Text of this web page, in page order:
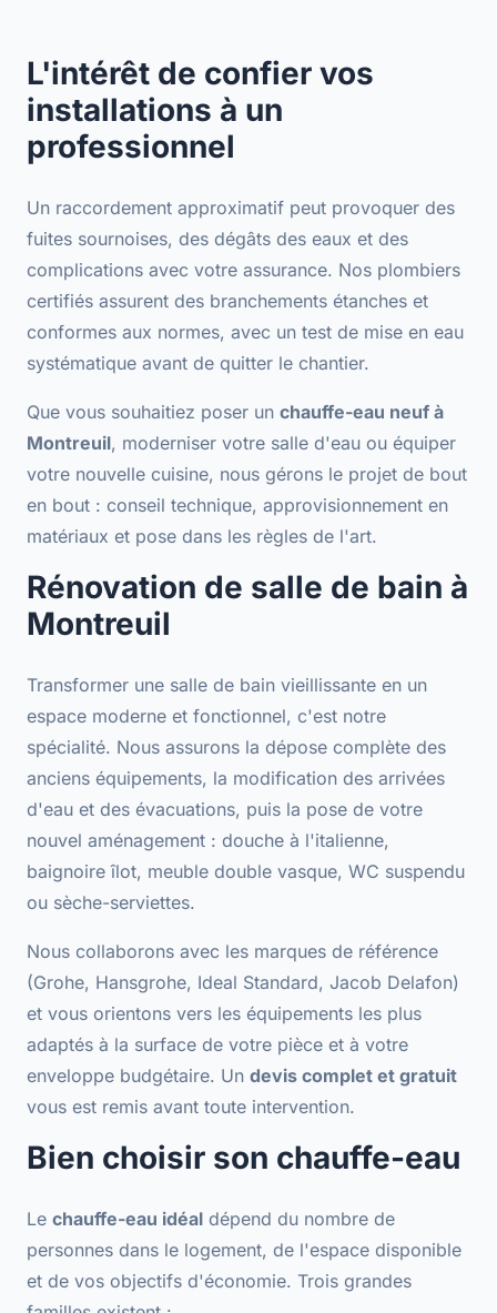
L'intérêt de confier vos
installations à un
professionnel
Un raccordement approximatif peut provoquer des
fuites sournoises, des dégâts des eaux et des
complications avec votre assurance. Nos plombiers
certifiés assurent des branchements étanches et
conformes aux normes, avec un test de mise en eau
systématique avant de quitter le chantier.
Que vous souhaitiez poser un chauffe-eau neuf à
Montreuil, moderniser votre salle d'eau ou équiper
votre nouvelle cuisine, nous gérons le projet de bout
en bout : conseil technique, approvisionnement en
matériaux et pose dans les règles de l'art.
Rénovation de salle de bain à
Montreuil
Transformer une salle de bain vieillissante en un
espace moderne et fonctionnel, c'est notre
spécialité. Nous assurons la dépose complète des
anciens équipements, la modification des arrivées
d'eau et des évacuations, puis la pose de votre
nouvel aménagement : douche à l'italienne,
baignoire îlot, meuble double vasque, WC suspendu
ou sèche-serviettes.
Nous collaborons avec les marques de référence
(Grohe, Hansgrohe, Ideal Standard, Jacob Delafon)
et vous orientons vers les équipements les plus
adaptés à la surface de votre pièce et à votre
enveloppe budgétaire. Un devis complet et gratuit
vous est remis avant toute intervention.
Bien choisir son chauffe-eau
Le chauffe-eau idéal dépend du nombre de
personnes dans le logement, de l'espace disponible
et de vos objectifs d'économie. Trois grandes